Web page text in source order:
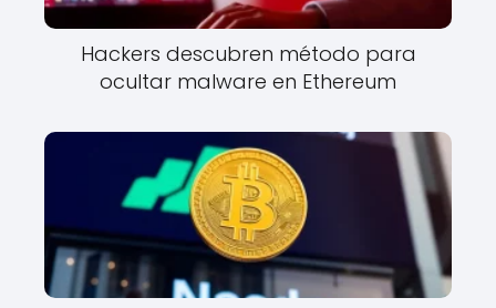
Hackers descubren método para
ocultar malware en Ethereum